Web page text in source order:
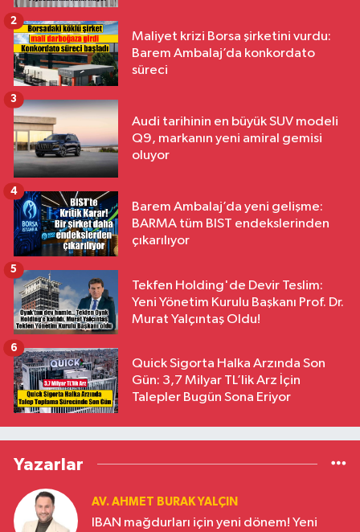
Maliyet krizi Borsa şirketini vurdu:
Barem Ambalaj’da konkordato
süreci
2
Audi tarihinin en büyük SUV modeli
Q9, markanın yeni amiral gemisi
oluyor
3
Barem Ambalaj’da yeni gelişme:
BARMA tüm BIST endekslerinden
çıkarılıyor
4
Tekfen Holding'de Devir Teslim:
Yeni Yönetim Kurulu Başkanı Prof. Dr.
Murat Yalçıntaş Oldu!
5
Quick Sigorta Halka Arzında Son
Gün: 3,7 Milyar TL’lik Arz İçin
Talepler Bugün Sona Eriyor
6
Yazarlar
AV. AHMET BURAK YALÇIN
IBAN mağdurları için yeni dönem! Yeni